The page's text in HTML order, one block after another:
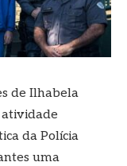
de Ilhabela
da Polícia
uma